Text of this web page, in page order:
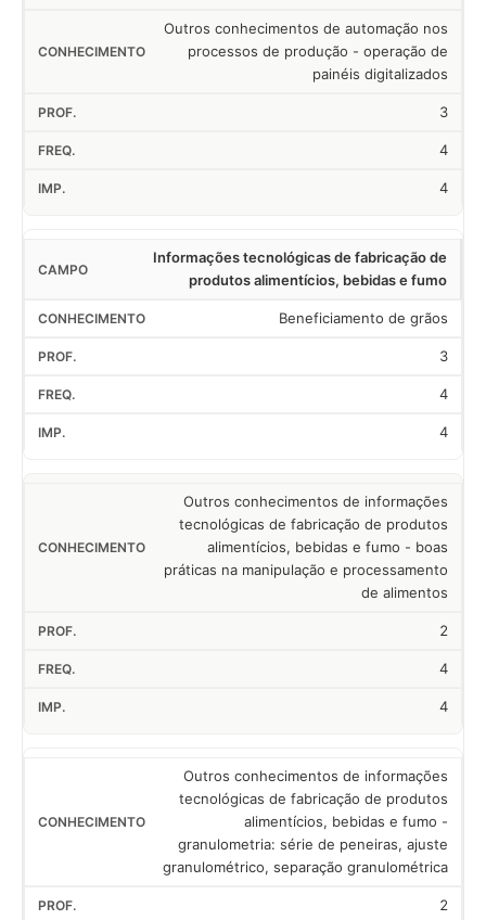
Outros conhecimentos de automação nos
processos de produção - operação de
painéis digitalizados
3
4
4
Informações tecnológicas de fabricação de
produtos alimentícios, bebidas e fumo
Beneficiamento de grãos
3
4
4
Outros conhecimentos de informações
tecnológicas de fabricação de produtos
alimentícios, bebidas e fumo - boas
práticas na manipulação e processamento
de alimentos
2
4
4
Outros conhecimentos de informações
tecnológicas de fabricação de produtos
alimentícios, bebidas e fumo -
granulometria: série de peneiras, ajuste
granulométrico, separação granulométrica
2